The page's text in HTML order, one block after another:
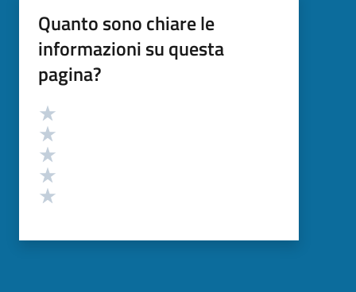
Quanto sono chiare le
informazioni su questa
pagina?
Valutazione